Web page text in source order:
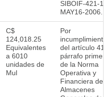
SIBOIF-421-1-
MAY16-2006.
C$
124,018.25
Equivalentes
a 6010
unidades de
Mul
Por
incumplimiento
del artículo 41
párrafo primero
de la Norma
Operativa y
Financiera de
Almacenes